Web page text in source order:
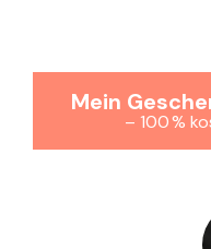
Mein
– 100 %